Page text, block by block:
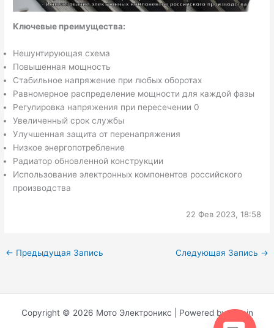
Ключевые преимущества:
Нешунтирующая схема
Повышенная мощность
Стабильное напряжение при любых оборотах
Равномерное распределение мощности для каждой фазы
Регулировка напряжения при пересечении 0
Увеличенный срок службы
Улучшенная защита от перенапряжения
Низкое энергопотребление
Радиатор обновленной конструкции
Использование электронных компонентов российского
производства
22 Фев 2023, 18:58
← Предыдущая Запись Следующая Запись →
Copyright © 2026 Мото Электроникс | Powered by Admin